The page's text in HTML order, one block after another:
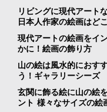
リビングに現代アート
日本人作家の絵画はど
現代アートの絵画をイ
かに！絵画の飾り方
山の絵は風水的におす
う！ギャラリーシーズ
玄関に飾る絵に山の絵
ント 様々なサイズの絵